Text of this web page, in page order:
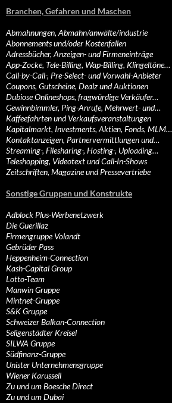
Branchen, Gefahren und Maschen
Abmahnungen, Abmahn/anwälte/industrie
Abonnements und/oder Kostenfallen
Adressbücher, Anzeigen- und Firmeneinträge
App-Zocke, Tele-Billing, Wap-Billing, Klingeltöne…
Call-by-Call-, Pre-Select- und Vorwahl-Anbieter
Coupons, Gutscheine, Dealz und Auktionen
Dubiose Onlineshops, fragwürdige Verkäufer…
Gewinnbimmler, Ping-Anrufe, Mehrwert- und…
Kaffeefahrten und Verkaufsveranstaltungen
Kapitalmarkt, Investments, Aktien, Fonds, MLM…
Kontaktanzeigen, Partnervermittlungen und…
Streaming-, Filesharing-, Hosting-, Uploading…
Teleshopping, Videotext und Call-In-Shows
Zeitschriften, Magazine und Pressevertriebe
Sonstige Gruppen und Konstrukte
Adblock Plus-Werbenetzwerk
Die Guerillaz
Firmengruppe Volandt
Gebrüder Pass
Heppenheim-Connection
Kash-Capital Group
Lotto-Team
Manwin Gruppe
Mintnet-Gruppe
S&K Gruppe
Schweizer Balkan-Connection
Seligenstädter Kreisel
SILWA Gruppe
Südfinanz-Gruppe
Unister Unternehmensgruppe
Wiener Karussell
Zu und um Boesche Direct
Zu und um Dubai